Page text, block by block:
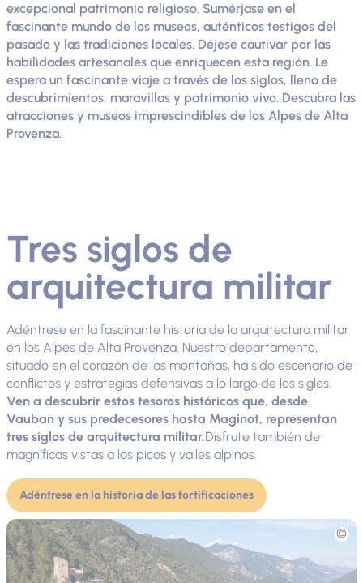
excepcional patrimonio religioso. Sumérjase en el
fascinante mundo de los museos, auténticos testigos del
pasado y las tradiciones locales. Déjese cautivar por las
habilidades artesanales que enriquecen esta región. Le
espera un fascinante viaje a través de los siglos, lleno de
descubrimientos, maravillas y patrimonio vivo. Descubra las
atracciones y museos imprescindibles de los Alpes de Alta
Provenza.
Fototeca
Tres siglos de
arquitectura militar
Adéntrese en la fascinante historia de la arquitectura militar
en los Alpes de Alta Provenza. Nuestro departamento,
situado en el corazón de las montañas, ha sido escenario de
conflictos y estrategias defensivas a lo largo de los siglos.
Ven a descubrir estos tesoros históricos que, desde
Vauban y sus predecesores hasta Maginot, representan
tres siglos de arquitectura militar.Disfrute también de
magníficas vistas a los picos y valles alpinos.
Adéntrese en la historia de las fortificaciones